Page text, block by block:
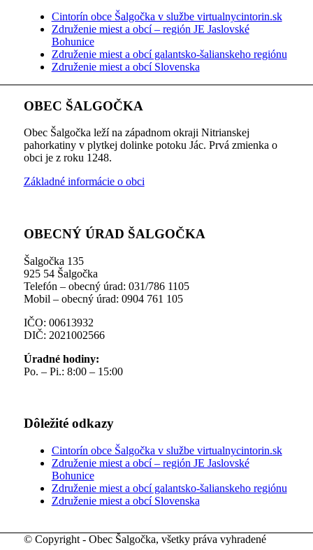
Cintorín obce Šalgočka v službe virtualnycintorin.sk
Združenie miest a obcí – región JE Jaslovské
Bohunice
Združenie miest a obcí galantsko-šalianskeho regiónu
Združenie miest a obcí Slovenska
OBEC ŠALGOČKA
Obec Šalgočka leží na západnom okraji Nitrianskej
pahorkatiny v plytkej dolinke potoku Jác. Prvá zmienka o
obci je z roku 1248.
Základné informácie o obci
OBECNÝ ÚRAD ŠALGOČKA
Šalgočka 135
925 54 Šalgočka
Telefón – obecný úrad: 031/786 1105
Mobil – obecný úrad: 0904 761 105
IČO: 00613932
DIČ: 2021002566
Úradné hodiny:
Po. – Pi.: 8:00 – 15:00
Dôležité odkazy
Cintorín obce Šalgočka v službe virtualnycintorin.sk
Združenie miest a obcí – región JE Jaslovské
Bohunice
Združenie miest a obcí galantsko-šalianskeho regiónu
Združenie miest a obcí Slovenska
© Copyright - Obec Šalgočka, všetky práva vyhradené